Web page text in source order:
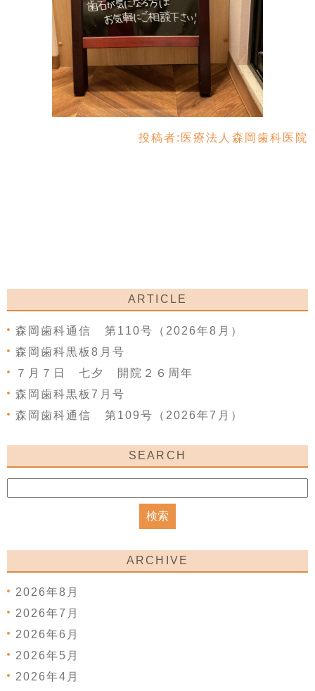
投稿者: 医療法人森岡歯科医院
ARTICLE
森岡歯科通信 第110号（2026年8月）
森岡歯科黒板8月号
７月７日 七夕 開院２６周年
森岡歯科黒板7月号
森岡歯科通信 第109号（2026年7月）
SEARCH
ARCHIVE
2026年8月
2026年7月
2026年6月
2026年5月
2026年4月